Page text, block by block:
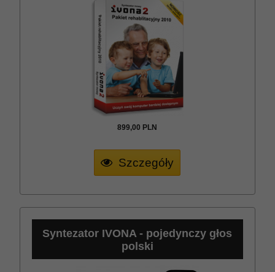
899,00 PLN
Szczegóły
Syntezator IVONA - pojedynczy głos
polski